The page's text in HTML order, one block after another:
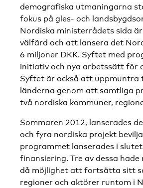
demografiska utmaningarna
fokus på gles- och
Nordiska ministerrådets sida
välfärd och att lansera det
6 miljoner DKK. Syftet med
initiativ och nya arbetssätt för
Syftet är också att uppmuntra
länderna genom att samtliga
två nordiska kommuner,
Sommaren 2012, lanserades
och fyra nordiska projekt
programmet lanserades i
finansiering. Tre av dessa
då möjlighet att fortsätta sitt
regioner och aktörer runtom i